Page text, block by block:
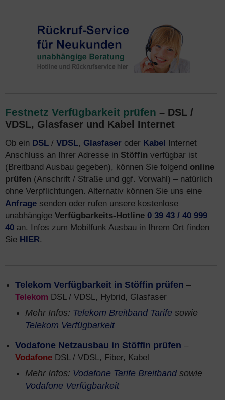
Festnetz Verfügbarkeit prüfen – DSL /
VDSL, Glasfaser und Kabel Internet
Ob ein DSL / VDSL, Glasfaser oder Kabel Internet
Anschluss an Ihrer Adresse in Stöffin verfügbar ist
(Breitband Ausbau gegeben), können Sie folgend online
prüfen (Anschrift / Straße und ggf. Vorwahl) – natürlich
ohne Verpflichtungen. Alternativ können Sie uns eine
Anfrage senden oder rufen unsere kostenlose
unabhängige Verfügbarkeits-Hotline 0 39 43 / 40 999
40 an. Infos zum Mobilfunk Ausbau in Ihrem Ort finden
Sie HIER.
Telekom Verfügbarkeit in Stöffin prüfen –
Telekom DSL / VDSL, Hybrid, Glasfaser
Mehr Infos: Telekom Breitband Tarife sowie
Telekom Verfügbarkeit
Vodafone Netzausbau in Stöffin prüfen –
Vodafone DSL / VDSL, Fiber, Kabel
Mehr Infos: Vodafone Tarife Breitbandsowie
Vodafone Verfügbarkeit